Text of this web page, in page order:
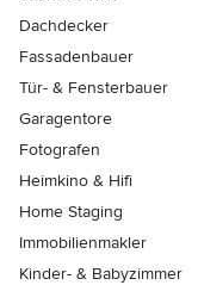
Dachdecker
Fassadenbauer
Tür- & Fensterbauer
Garagentore
Fotografen
Heimkino & Hifi
Home Staging
Immobilienmakler
Kinder- & Babyzimmer